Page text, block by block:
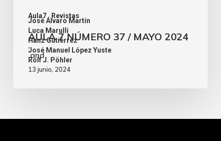
Aula7 Revistas
AULA 7 NÚMERO 37 / MAYO 2024
José Álvaro Martín
,Luca Marulli
,
Hanz Gutiérrez
,
José Manuel López Yuste
and
Rolf J. Pöhler
13 junio, 2024